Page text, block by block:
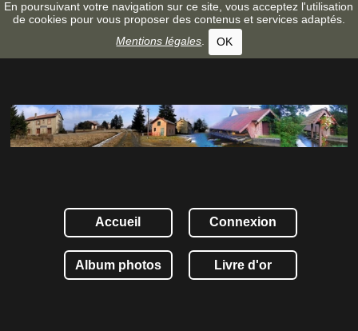
En poursuivant votre navigation sur ce site, vous acceptez l'utilisation
de cookies pour vous proposer des contenus et services adaptés.
Mentions légales. OK
Accueil Connexion
Album photos Livre d'or